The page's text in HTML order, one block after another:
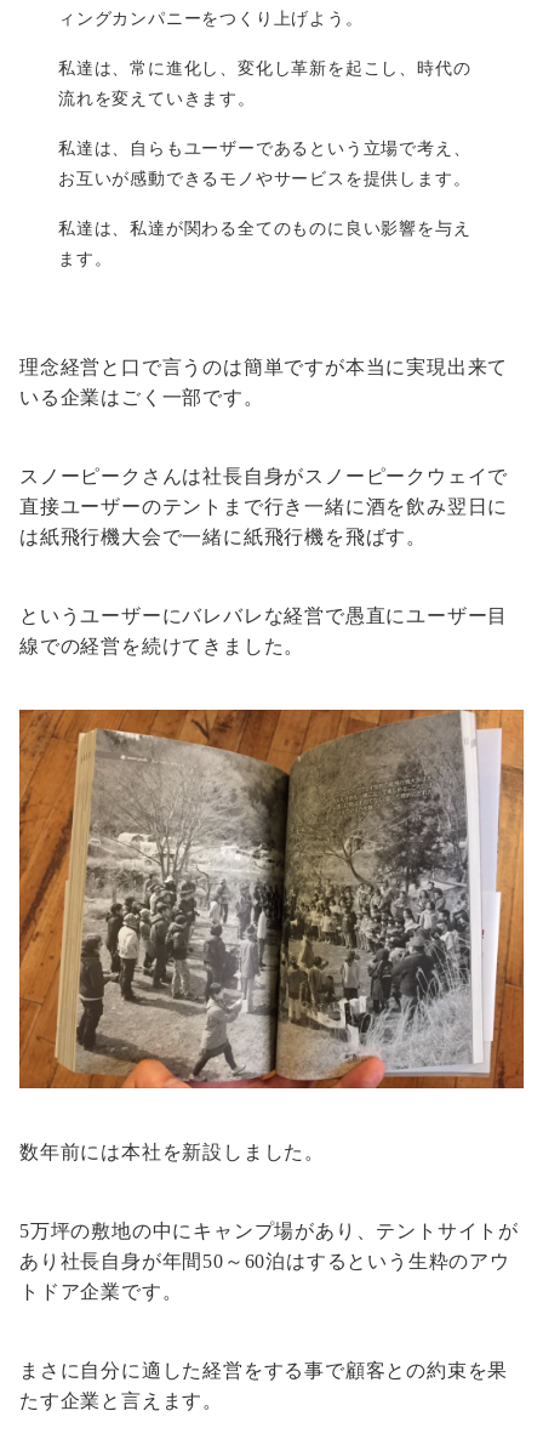
ィングカンパニーをつくり上げよう。
私達は、常に進化し、変化し革新を起こし、時代の
流れを変えていきます。
私達は、自らもユーザーであるという立場で考え、
お互いが感動できるモノやサービスを提供します。
私達は、私達が関わる全てのものに良い影響を与え
ます。
理念経営と口で言うのは簡単ですが本当に実現出来て
いる企業はごく一部です。
スノーピークさんは社長自身がスノーピークウェイで
直接ユーザーのテントまで行き一緒に酒を飲み翌日に
は紙飛行機大会で一緒に紙飛行機を飛ばす。
というユーザーにバレバレな経営で愚直にユーザー目
線での経営を続けてきました。
数年前には本社を新設しました。
5万坪の敷地の中にキャンプ場があり、テントサイトが
あり社長自身が年間50～60泊はするという生粋のアウ
トドア企業です。
まさに自分に適した経営をする事で顧客との約束を果
たす企業と言えます。